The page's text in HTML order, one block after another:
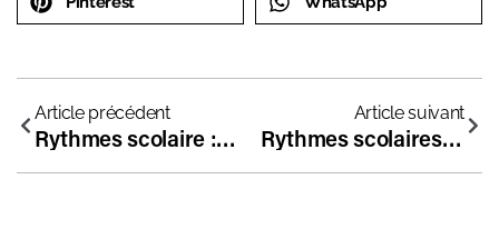
Article précédent
Rythmes scolaire : la fronde des directeurs d’école
Article suivant
Rythmes scolaires : “certains élèves de maternelle sont à l’école 50 heures par semaine !”